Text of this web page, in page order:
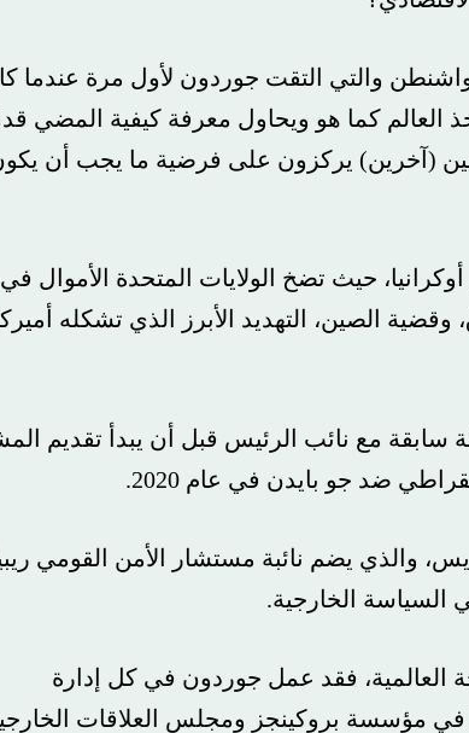
والتي التقت جوردون لأول مرة عندما كانت
كما هو ويحاول معرفة كيفية المضي قدمًا
(آخرين) يركزون على فرضية ما يجب أن يكون
حيث تضخ الولايات المتحدة الأموال في
الصين، التهديد الأبرز الذي تشكله أميركا في
61 عامًا، أي علاقة سابقة مع نائب الرئيس قبل أن يبدأ تقديم المشورة
جو بايدن في عام 2020.
يضم نائبة مستشار الأمن القومي ريبيكا
الخارجية.
فقد عمل جوردون في كل إدارة
مؤسسة بروكينجز ومجلس العلاقات الخارجية.